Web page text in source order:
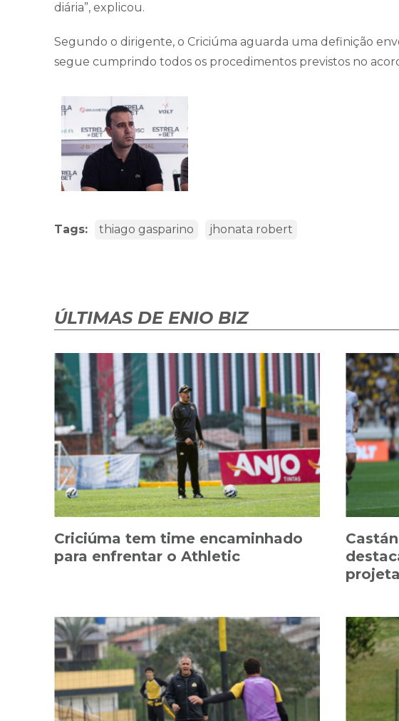
diária”, explicou.
Segundo o dirigente, o Criciúma aguarda uma definição
segue cumprindo todos os procedimentos previstos no
Tags: thiago gasparino jhonata robert
ÚLTIMAS DE ENIO BIZ
Criciúma tem time encaminhado
para enfrentar o Athletic